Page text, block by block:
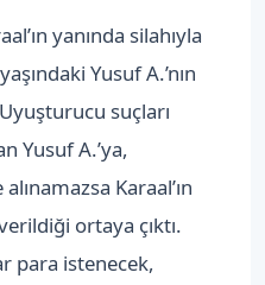
yanında silahıyla
Yusuf A.’nın
suçları
Yusuf A.’ya,
Karaal’ın
ortaya çıktı.
para istenecek,